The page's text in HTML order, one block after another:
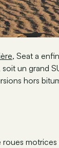
, Seat a
soit un grand
hors
roues